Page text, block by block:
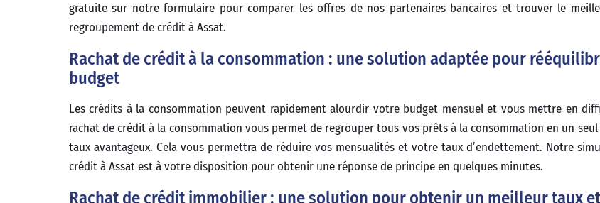
gratuite sur notre formulaire pour comparer les offres de nos partenaires bancaires et trouver le
regroupement de crédit à Assat.
Rachat de crédit à la consommation : une solution adaptée pour
budget
Les crédits à la consommation peuvent rapidement alourdir votre budget mensuel et vous mettre en
rachat de crédit à la consommation vous permet de regrouper tous vos prêts à la consommation en un
taux avantageux. Cela vous permettra de réduire vos mensualités et votre taux d’endettement. Notre
crédit à Assat est à votre disposition pour obtenir une réponse de principe en quelques minutes.
Rachat de crédit immobilier : une solution pour obtenir un meilleur taux